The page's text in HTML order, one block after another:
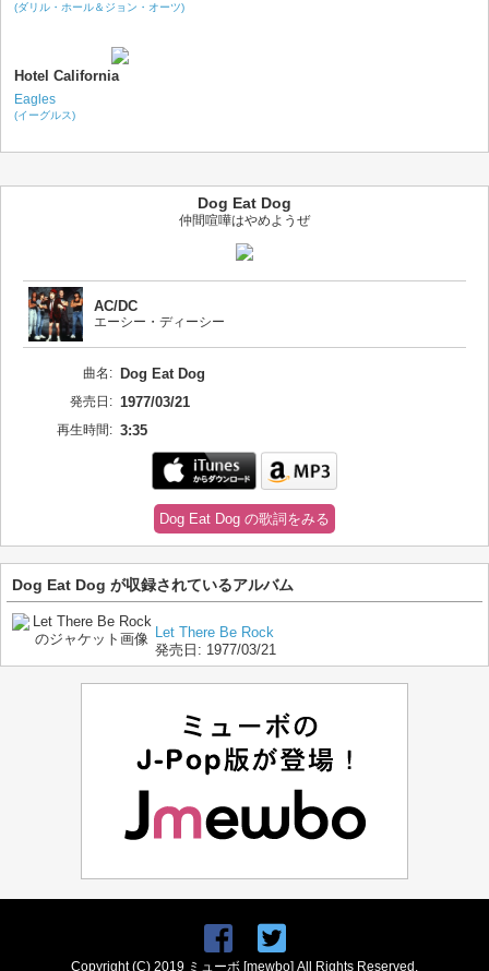
(ダリル・ホール＆ジョン・オーツ)
Hotel California
Eagles
(イーグルス)
Dog Eat Dog
仲間喧嘩はやめようぜ
AC/DC
エーシー・ディーシー
曲名: Dog Eat Dog
発売日: 1977/03/21
再生時間: 3:35
Dog Eat Dog の歌詞をみる
Dog Eat Dog が収録されているアルバム
Let There Be Rock
発売日: 1977/03/21
Copyright (C) 2019 ミューボ [mewbo] All Rights Reserved.